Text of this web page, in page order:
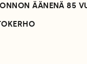
ÄÄNENÄ 85